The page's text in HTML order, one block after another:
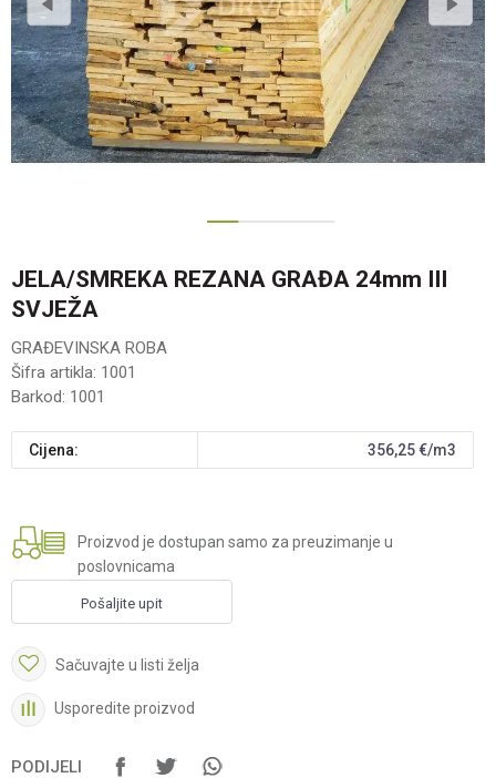
JELA/SMREKA REZANA GRAĐA 24mm III
SVJEŽA
GRAĐEVINSKA ROBA
Šifra artikla: 1001
Barkod: 1001
Cijena: 356,25€/m3
Proizvod je dostupan samo za preuzimanje u
poslovnicama
Pošaljite upit
Sačuvajte u listi želja
Usporedite proizvod
PODIJELI